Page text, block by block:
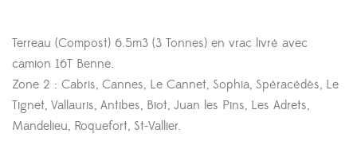
Terreau (Compost) 6.5m3 (3 Tonnes) en vrac livré avec
camion 16T Benne.
Zone 2 : Cabris, Cannes, Le Cannet, Sophia, Spéracédès, Le
Tignet, Vallauris, Antibes, Biot, Juan les Pins, Les Adrets,
Mandelieu, Roquefort, St-Vallier.